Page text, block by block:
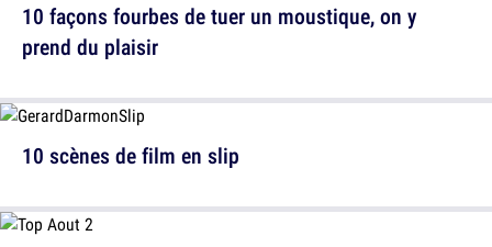
10 scènes de film en slip
10 façons fourbes de tuer un moustique, on y
prend du plaisir